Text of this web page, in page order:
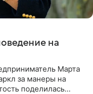
на
Марта
за манеры на
поделилась